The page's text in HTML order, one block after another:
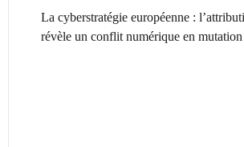
La cyberstratégie européenne :
révèle un conflit numérique en mutation